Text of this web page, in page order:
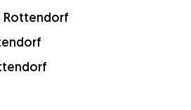
Rottendorf